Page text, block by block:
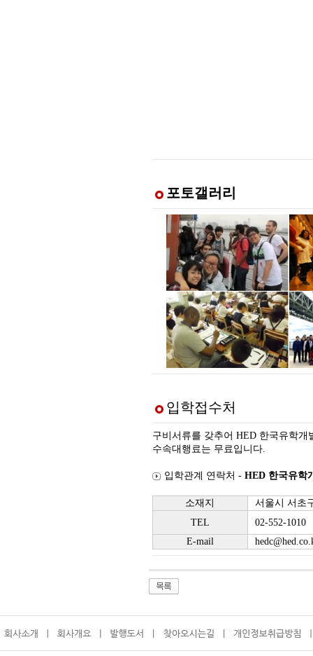
포토갤러리
입학접수처
구비서류를 갖추어 HED 한국유학개
수속대행료는 무료입니다.
입학관계 연락처 - HED 한국유학
소재지
서울시 서초
TEL
02-552-1010
E-mail